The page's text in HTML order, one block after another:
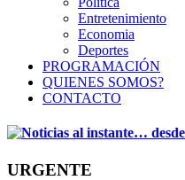
Entretenimiento
Economia
Deportes
PROGRAMACIÓN
QUIENES SOMOS?
CONTACTO
URGENTE